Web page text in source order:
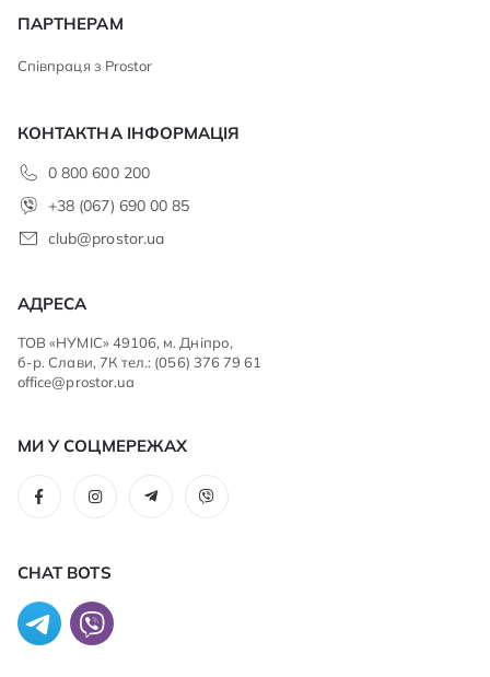
ПАРТНЕРАМ
Співпраця з Prostor
КОНТАКТНА ІНФОРМАЦІЯ
0 800 600 200
+38 (067) 690 00 85
club@prostor.ua
АДРЕСА
ТОВ «НУМІС» 49106, м. Дніпро,
б-р. Слави, 7К тел.: (056) 376 79 61
office@prostor.ua
МИ У СОЦМЕРЕЖАХ
CHAT BOTS